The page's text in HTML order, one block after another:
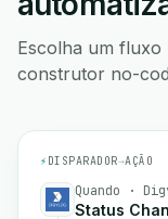
Escolha um
construtor no-
⚡ DISPARADOR→AÇÃO
Quando ·
Status